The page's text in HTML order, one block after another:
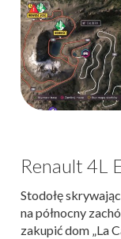
Renault 4L
Stodołę
na północny
zakupić dom „La